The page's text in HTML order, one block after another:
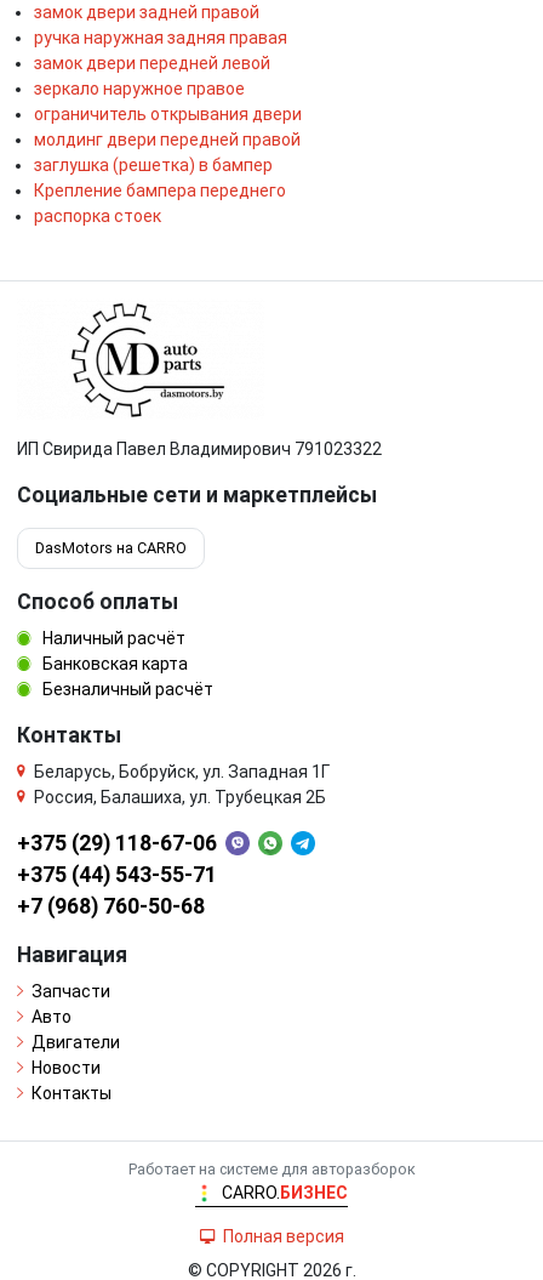
замок двери задней правой
ручка наружная задняя правая
замок двери передней левой
зеркало наружное правое
ограничитель открывания двери
молдинг двери передней правой
заглушка (решетка) в бампер
Крепление бампера переднего
распорка стоек
ИП Свирида Павел Владимирович 791023322
Социальные сети и маркетплейсы
DasMotors на CARRO
Способ оплаты
Наличный расчёт
Банковская карта
Безналичный расчёт
Контакты
Беларусь, Бобруйск, ул. Западная 1Г
Россия, Балашиха, ул. Трубецкая 2Б
+375 (29) 118-67-06
+375 (44) 543-55-71
+7 (968) 760-50-68
Навигация
Запчасти
Авто
Двигатели
Новости
Контакты
Работает на системе для авторазборок
CARRO. БИЗНЕС
Полная версия
© COPYRIGHT 2026 г.